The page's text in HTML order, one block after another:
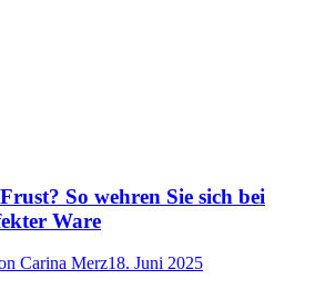
So wehren Sie sich bei
Ware
Carina Merz18. Juni 2025